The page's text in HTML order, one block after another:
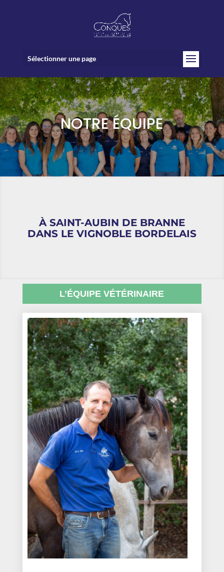
Sélectionner une page
NOTRE ÉQUIPE
À SAINT-AUBIN DE BRANNE
DANS LE VIGNOBLE BORDELAIS
L’ÉQUIPE VÉTÉRINAIRE